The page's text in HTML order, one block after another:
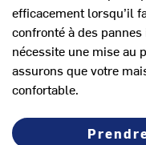
efficacement lorsqu’il
confronté à des
nécessite une mise au
assurons que votre
confortable.